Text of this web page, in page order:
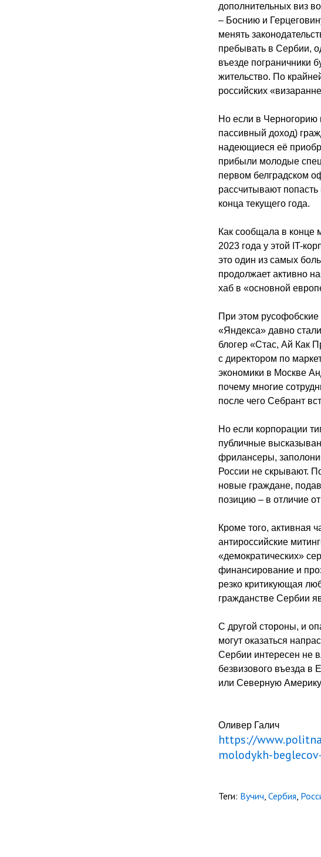
дополнительных виз
– Боснию и
менять
пребывать в Сербии,
въезде пограничники
жительство. По
российских
Но если в Черногорию
пассивный доход)
надеющиеся её
прибыли молодые
первом белградском
рассчитывают
конца текущего года.
Как сообщала в конце
2023 года у этой IT-
это один из самых
продолжает активно
хаб в «основной
При этом русофобские
«Яндекса» давно
блогер «Стас, Ай Как
с директором по
экономики в Москве
почему многие
после чего Себрант
Но если корпорации
публичные
фрилансеры,
России не скрывают.
новые граждане,
позицию – в отличие
Кроме того, активная
антироссийские
«демократических»
финансирование и
резко критикующая
гражданстве Сербии
С другой стороны, и
могут оказаться
Сербии интересен не
безвизового въезда
или Северную
Оливер Галич
https://
molodykh-
Теги: Вучич, Сербия,